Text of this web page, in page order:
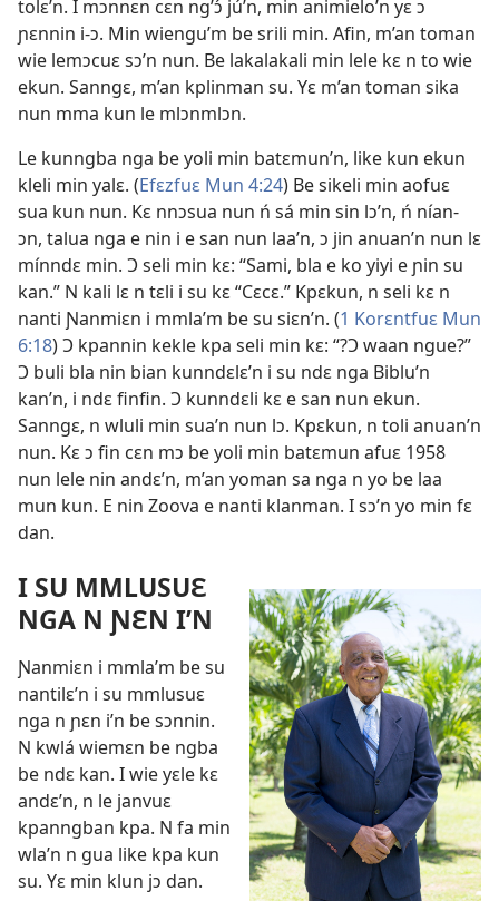
tolɛ’n. I mɔnnɛn cɛn ng’ɔ́ jú’n, min animielo’n yɛ ɔ
ɲɛnnin i-ɔ. Min wiengu’m be srili min. Afin, m’an toman
wie lemɔcuɛ sɔ’n nun. Be lakalakali min lele kɛ n to wie
ekun. Sanngɛ, m’an kplinman su. Yɛ m’an toman sika
nun mma kun le mlɔnmlɔn.
Le kunngba nga be yoli min batɛmun’n, like kun ekun
kleli min yalɛ. (Efɛzfuɛ Mun 4:24) Be sikeli min aofuɛ
sua kun nun. Kɛ nnɔsua nun ń sá min sin lɔ’n, ń nían-
ɔn, talua nga e nin i e san nun laa’n, ɔ jin anuan’n nun lɛ
mínndɛ min. Ɔ seli min kɛ: “Sami, bla e ko yiyi e ɲin su
kan.” N kali lɛ n tɛli i su kɛ “Cɛcɛ.” Kpɛkun, n seli kɛ n
nanti Ɲanmiɛn i mmla’m be su siɛn’n. (1 Korɛntfuɛ Mun
6:18) Ɔ kpannin kekle kpa seli min kɛ: “?Ɔ waan ngue?”
Ɔ buli bla nin bian kunndɛlɛ’n i su ndɛ nga Biblu’n
kan’n, i ndɛ finfin. Ɔ kunndɛli kɛ e san nun ekun.
Sanngɛ, n wluli min sua’n nun lɔ. Kpɛkun, n toli anuan’n
nun. Kɛ ɔ fin cɛn mɔ be yoli min batɛmun afuɛ 1958
nun lele nin andɛ’n, m’an yoman sa nga n yo be laa
mun kun. E nin Zoova e nanti klanman. I sɔ’n yo min fɛ
dan.
I SU MMLUSUƐ
NGA N ƝƐN I’N
Ɲanmiɛn i mmla’m be su
nantilɛ’n i su mmlusuɛ
nga n ɲɛn i’n be sɔnnin.
N kwlá wiemɛn be ngba
be ndɛ kan. I wie yɛle kɛ
andɛ’n, n le janvuɛ
kpanngban kpa. N fa min
wla’n n gua like kpa kun
su. Yɛ min klun jɔ dan.